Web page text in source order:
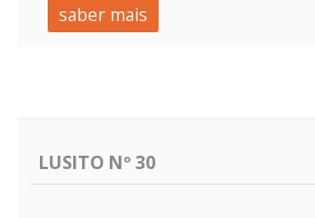
saber mais
LUSITO Nº 30